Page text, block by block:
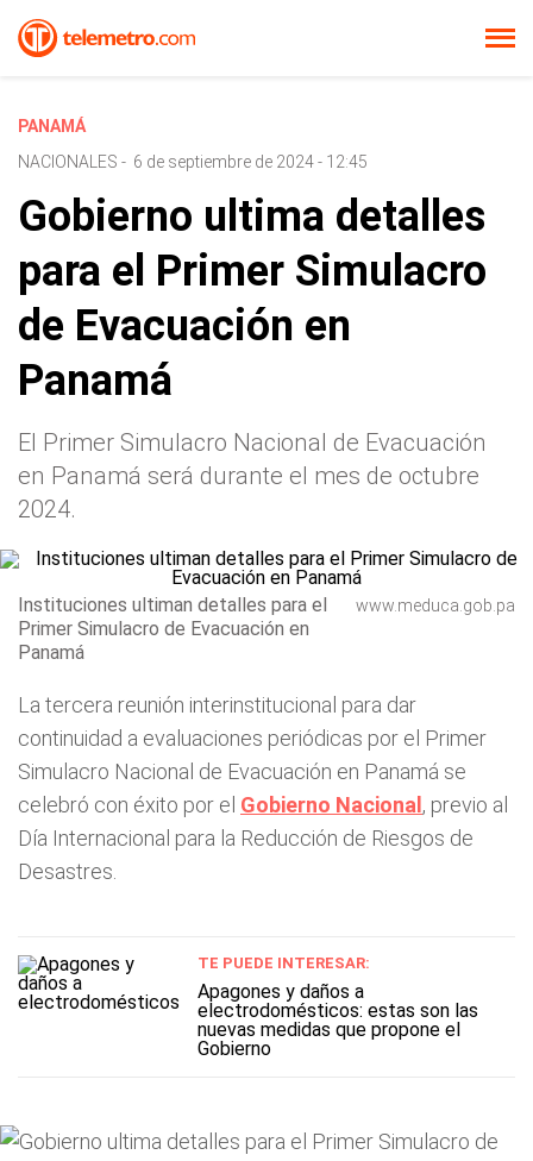
PANAMÁ
NACIONALES - 6 de septiembre de 2024 - 12:45
Gobierno ultima detalles
para el Primer Simulacro
de Evacuación en
Panamá
El Primer Simulacro Nacional de Evacuación
en Panamá será durante el mes de octubre
2024.
Instituciones ultiman detalles para el
Primer Simulacro de Evacuación en
Panamá
www.meduca.gob.pa
La tercera reunión interinstitucional para dar
continuidad a evaluaciones periódicas por el Primer
Simulacro Nacional de Evacuación en Panamá se
celebró con éxito por el Gobierno Nacional , previo al
Día Internacional para la Reducción de Riesgos de
Desastres.
TE PUEDE INTERESAR:
Apagones y daños a
electrodomésticos: estas son las
nuevas medidas que propone el
Gobierno